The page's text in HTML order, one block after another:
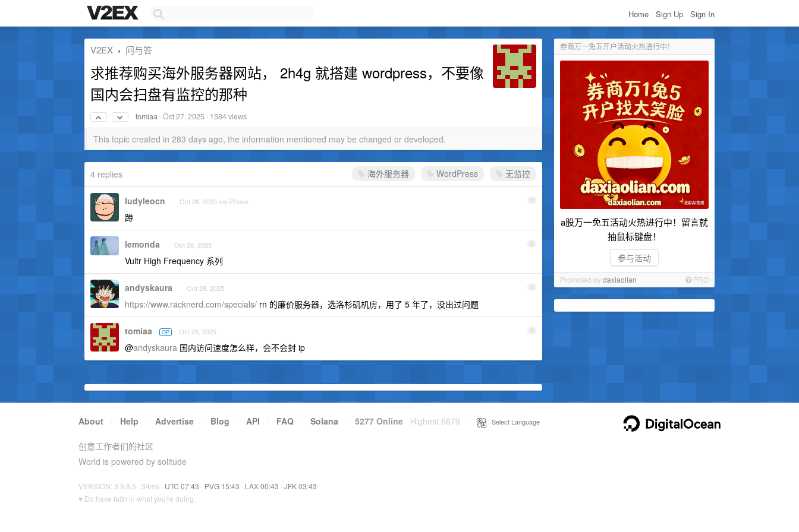
Home Sign Up Sign In
券商万一免五开户活动火热进行中！
a股万一免五活动火热进行中！留言就
抽鼠标键盘！
参与活动
Promoted bydaxiaolian PRO
V2EX › 问与答
求推荐购买海外服务器网站， 2h4g 就搭建 wordpress，不要像
国内会扫盘有监控的那种
tomiaa ·Oct 27, 2025 · 1584 views
This topic created in 283 days ago, the information mentioned may be changed or developed.
海外服务器 WordPress 无监控
4 replies
1
ludyleocn Oct 28, 2025 via iPhone
蹲
2
lemonda Oct 28, 2025
Vultr High Frequency 系列
3
andyskaura Oct 28, 2025
https://www.racknerd.com/specials/ rn 的廉价服务器，选洛杉矶机房，用了 5 年了，没出过问题
4
tomiaa OP Oct 28, 2025
@andyskaura 国内访问速度怎么样，会不会封 ip
About · Help · Advertise · Blog · API · FAQ · Solana · 5277 Online Highest 6679 Select Language
创意工作者们的社区
World is powered by solitude
VERSION: 3.9.8.5 · 34ms · UTC 07:43 · PVG 15:43 · LAX 00:43 · JFK 03:43
♥ Do have faith in what you're doing.